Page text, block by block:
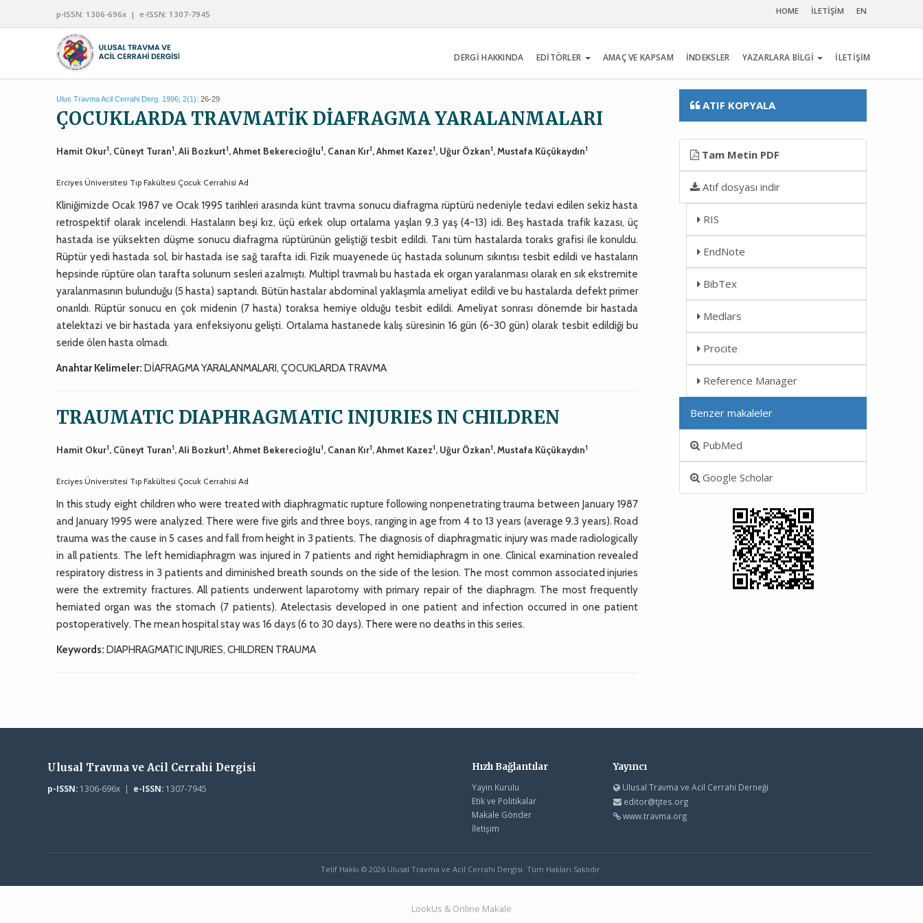
p-ISSN: 1306-696x | e-ISSN: 1307-7945 HOME İLETİŞİM EN
DERGİ HAKKINDA EDİTÖRLER AMAÇ VE KAPSAM İNDEKSLER YAZARLARA BİLGİ İLETİŞİM
Ulus Travma Acil Cerrahi Derg. 1996; 2(1): 26-29
ÇOCUKLARDA TRAVMATİK DİAFRAGMA YARALANMALARI
Hamit Okur1, Cüneyt Turan1, Ali Bozkurt1, Ahmet Bekerecioğlu1, Canan Kır1, Ahmet Kazez1, Uğur Özkan1, Mustafa Küçükaydın1
Erciyes Üniversitesi Tıp Fakültesi Çocuk Cerrahisi Ad
Kliniğimizde Ocak 1987 ve Ocak 1995 tarihleri arasında künt travma sonucu diafragma rüptürü nedeniyle tedavi edilen sekiz hasta
retrospektif olarak incelendi. Hastaların beşi kız, üçü erkek olup ortalama yaşları 9.3 yaş (4-13) idi. Beş hastada trafik kazası, üç
hastada ise yüksekten düşme sonucu diafragma rüptürünün geliştiği tesbit edildi. Tanı tüm hastalarda toraks grafisi ile konuldu.
Rüptür yedi hastada sol, bir hastada ise sağ tarafta idi. Fizik muayenede üç hastada solunum sıkıntısı tesbit edildi ve hastaların
hepsinde rüptüre olan tarafta solunum sesleri azalmıştı. Multipl travmalı bu hastada ek organ yaralanması olarak en sık ekstremite
yaralanmasının bulunduğu (5 hasta) saptandı. Bütün hastalar abdominal yaklaşımla ameliyat edildi ve bu hastalarda defekt primer
onarıldı. Rüptür sonucu en çok midenin (7 hasta) toraksa herniye olduğu tesbit edildi. Ameliyat sonrası dönemde bir hastada
atelektazi ve bir hastada yara enfeksiyonu gelişti. Ortalama hastanede kalış süresinin 16 gün (6-30 gün) olarak tesbit edildiği bu
seride ölen hasta olmadı.
Anahtar Kelimeler: DİAFRAGMA YARALANMALARI, ÇOCUKLARDA TRAVMA
TRAUMATIC DIAPHRAGMATIC INJURIES IN CHILDREN
Hamit Okur1, Cüneyt Turan1, Ali Bozkurt1, Ahmet Bekerecioğlu1, Canan Kır1, Ahmet Kazez1, Uğur Özkan1, Mustafa Küçükaydın1
Erciyes Üniversitesi Tıp Fakültesi Çocuk Cerrahisi Ad
In this study eight children who were treated with diaphragmatic rupture following nonpenetrating trauma between January 1987
and January 1995 were analyzed. There were five girls and three boys, ranging in age from 4 to 13 years (average 9.3 years). Road
trauma was the cause in 5 cases and fall from height in 3 patients. The diagnosis of diaphragmatic injury was made radiologically
in all patients. The left hemidiaphragm was injured in 7 patients and right hemidiaphragm in one. Clinical examination revealed
respiratory distress in 3 patients and diminished breath sounds on the side of the lesion. The most common associated injuries
were the extremity fractures. All patients underwent laparotomy with primary repair of the diaphragm. The most frequently
herniated organ was the stomach (7 patients). Atelectasis developed in one patient and infection occurred in one patient
postoperatively. The mean hospital stay was 16 days (6 to 30 days). There were no deaths in this series.
Keywords: DIAPHRAGMATIC INJURIES, CHILDREN TRAUMA
ATIF KOPYALA
Tam Metin PDF
Atıf dosyası indir
RIS
EndNote
BibTex
Medlars
Procite
Reference Manager
Benzer makaleler
PubMed
Google Scholar
Ulusal Travma ve Acil Cerrahi Dergisi
p-ISSN:1306-696x | e-ISSN:1307-7945
Hızlı Bağlantılar
Yayın Kurulu
Etik ve Politikalar
Makale Gönder
İletişim
Yayıncı
Ulusal Travma ve Acil Cerrahi Derneği
editor@tjtes.org
www.travma.org
Telif Hakkı © 2026 Ulusal Travma ve Acil Cerrahi Dergisi. Tüm Hakları Saklıdır.
LookUs & Online Makale